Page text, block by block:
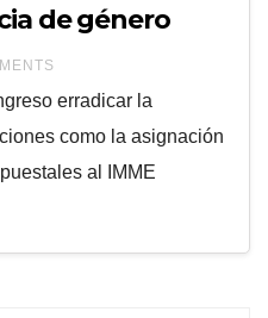
de género
erradicar la
como la asignación
al IMME